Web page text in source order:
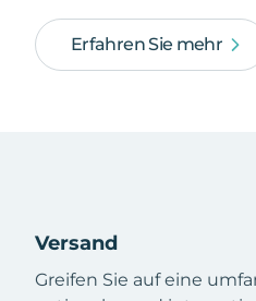
Erfahren Sie mehr
Versand
Greifen Sie auf eine